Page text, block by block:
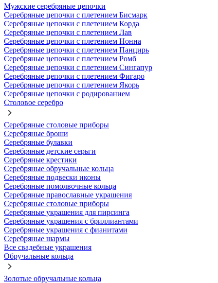
Мужские серебряные цепочки
Серебряные цепочки с плетением Бисмарк
Серебряные цепочки с плетением Корда
Серебряные цепочки с плетением Лав
Серебряные цепочки с плетением Нонна
Серебряные цепочки с плетением Панцирь
Серебряные цепочки с плетением Ромб
Серебряные цепочки с плетением Сингапур
Серебряные цепочки с плетением Фигаро
Серебряные цепочки с плетением Якорь
Серебряные цепочки с родированием
Столовое серебро
Серебряные столовые приборы
Серебряные броши
Серебряные булавки
Серебряные детские серьги
Серебряные крестики
Серебряные обручальные кольца
Серебряные подвески иконы
Серебряные помолвочные кольца
Серебряные православные украшения
Серебряные столовые приборы
Серебряные украшения для пирсинга
Серебряные украшения с бриллиантами
Серебряные украшения с фианитами
Серебряные шармы
Все свадебные украшения
Обручальные кольца
Золотые обручальные кольца